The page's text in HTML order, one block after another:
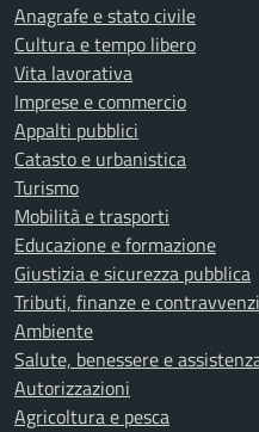
Anagrafe e stato civile
Cultura e tempo libero
Vita lavorativa
Imprese e commercio
Appalti pubblici
Catasto e urbanistica
Turismo
Mobilità e trasporti
Educazione e formazione
Giustizia e sicurezza pubblica
Tributi, finanze e
Ambiente
Salute, benessere e
Autorizzazioni
Agricoltura e pesca